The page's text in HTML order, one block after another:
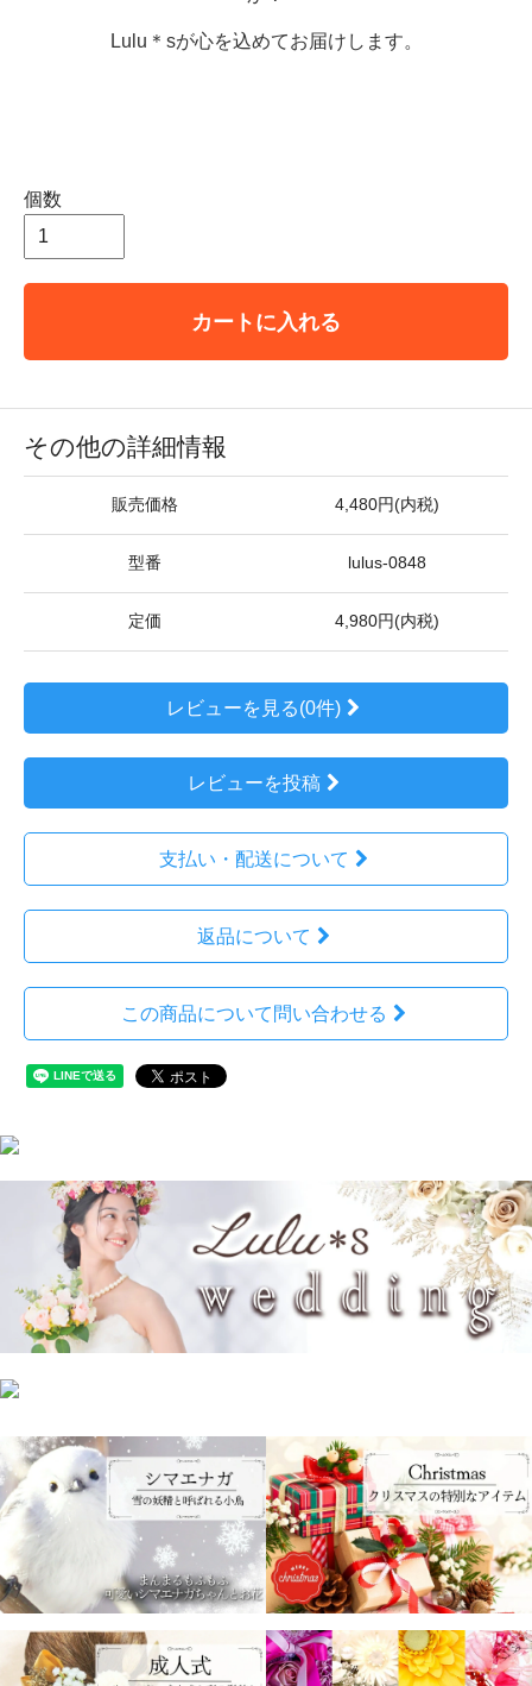
Lulu＊sが心を込めてお届けします。
個数
カートに入れる
その他の詳細情報
販売価格 4,480円(内税)
型番 lulus-0848
定価 4,980円(内税)
レビューを見る(0件)
レビューを投稿
支払い・配送について
返品について
この商品について問い合わせる